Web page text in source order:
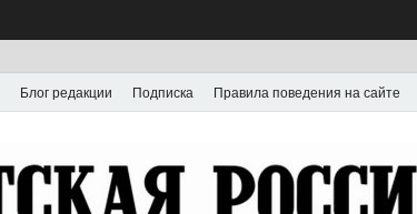
Блог редакции Подписка Правила поведения на сайте